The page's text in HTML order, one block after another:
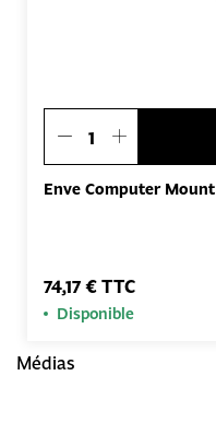
Enve Computer Mount
74,17 € TTC
Disponible
Médias